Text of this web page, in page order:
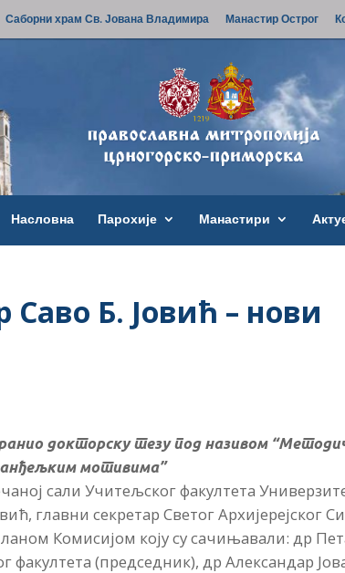
Саборни храм Св. Јована Владимира Манастир Острог
Насловна Парохије Манастири
Саво Б. Јовић – нови
докторску тезу под називом
мотивима”
сали Учитељског факултета
главни секретар Светог Архијерејског
Комисијом коју су сачињавали: др
(председник), др Александар